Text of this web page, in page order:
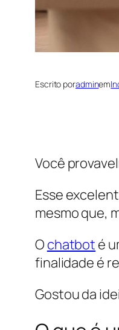
Escrito poradminem
Você
Esse
mesmo que,
O chatbot é
finalidade é
Gostou da